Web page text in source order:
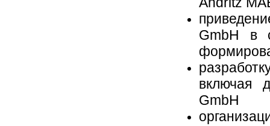
GmbH в
включая
GmbH